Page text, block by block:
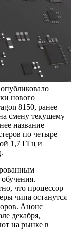
нового
8150, ранее
смену текущему
название
по четыре
1,7 ГГц и
что процессор
чипа останутся
Анонс
декабря,
на рынке в